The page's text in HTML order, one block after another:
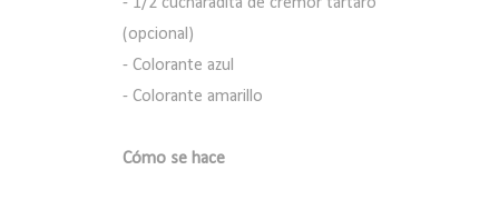
(opcional)
- Colorante azul
- Colorante amarillo
Cómo se hace